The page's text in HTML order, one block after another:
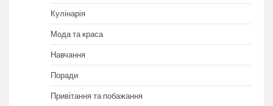
Кулінарія
Мода та краса
Навчання
Поради
Привітання та побажання